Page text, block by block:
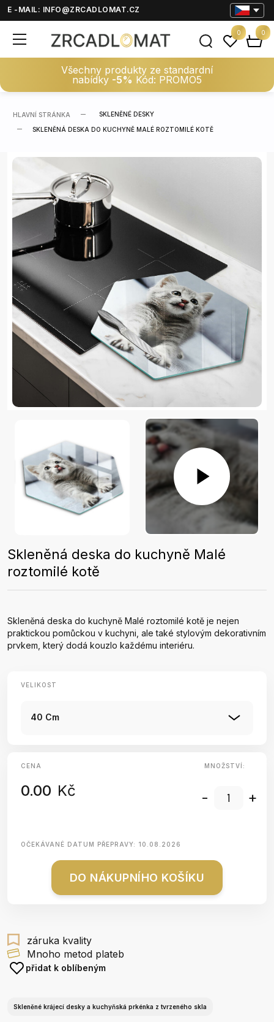
E -MAIL: INFO@ZRCADLOMAT.CZ
Všechny produkty ze standardní
nabídky -5% Kód: PROMO5
0 0
HLAVNÍ STRÁNKA SKLENĚNÉ DESKY
SKLENĚNÁ DESKA DO KUCHYNĚ MALÉ ROZTOMILÉ KOTĚ
Skleněná deska do kuchyně Malé
roztomilé kotě
Skleněná deska do kuchyně Malé roztomilé kotě je nejen
praktickou pomůckou v kuchyni, ale také stylovým dekorativním
prvkem, který dodá kouzlo každému interiéru.
VELIKOST
40 Cm
CENA
0.00 Kč
MNOŽSTVÍ:
- +
OČEKÁVANÉ DATUM PŘEPRAVY: 10.08.2026
DO NÁKUPNÍHO KOŠÍKU
záruka kvality
Mnoho metod plateb
přidat k oblíbeným
Skleněné krájecí desky a kuchyňská prkénka z tvrzeného skla